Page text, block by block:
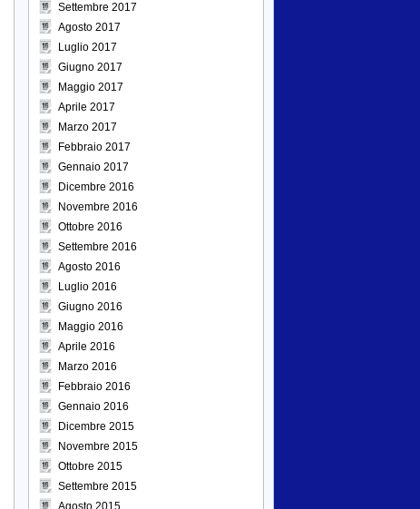
Settembre 2017
Agosto 2017
Luglio 2017
Giugno 2017
Maggio 2017
Aprile 2017
Marzo 2017
Febbraio 2017
Gennaio 2017
Dicembre 2016
Novembre 2016
Ottobre 2016
Settembre 2016
Agosto 2016
Luglio 2016
Giugno 2016
Maggio 2016
Aprile 2016
Marzo 2016
Febbraio 2016
Gennaio 2016
Dicembre 2015
Novembre 2015
Ottobre 2015
Settembre 2015
Agosto 2015